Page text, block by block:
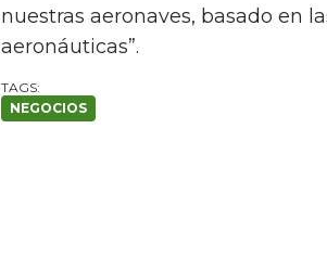
nuestras aeronaves, basado en
aeronáuticas”.
NEGOCIOS